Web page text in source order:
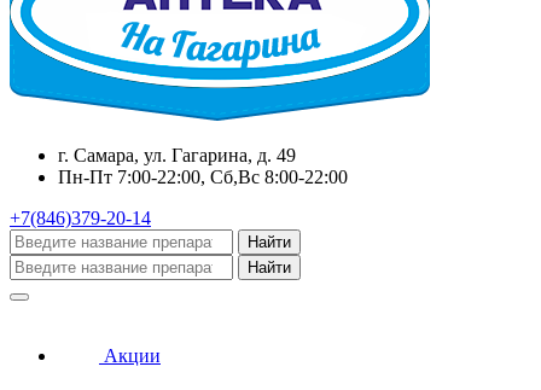
г. Самара, ул. Гагарина, д. 49
Пн-Пт 7:00-22:00, Сб,Вс 8:00-22:00
+7(846)379-20-14
Найти
Найти
Акции